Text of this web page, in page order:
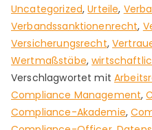
Uncategorized,Urteile,
Verbandssanktionenrecht,
Versicherungsrecht,
Wertmaßstäbe,
Verschlagwortet mit
Compliance Management,
Compliance-Akademie,